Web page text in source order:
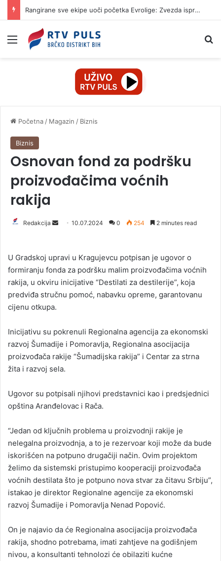
Rangirane sve ekipe uoči početka Evrolige: Zvezda ispred Partizana, evo ko je favorit
Izbornik
Početna / Magazin / Biznis
Biznis
Osnovan fond za podršku
proizvođačima voćnih
rakija
Redakcija
d
a
n
e
i
l
10.07.2024 0 254 2 minutes read
​U Gradskoj upravi u Kragujevcu potpisan je ugovor o
formiranju fonda za podršku malim proizvođačima voćnih
rakija, u okviru inicijative “Destilati za destilerije”, koja
predviđa stručnu pomoć, nabavku opreme, garantovanu
cijenu otkupa.
Inicijativu su pokrenuli Regionalna agencija za ekonomski
razvoj Šumadije i Pomoravlja, Regionalna asocijacija
proizvođača rakije “Šumadijska rakija” i Centar za strna
žita i razvoj sela.
Ugovor su potpisali njihovi predstavnici kao i predsjednici
opština Aranđelovac i Rača.
“Jedan od ključnih problema u proizvodnji rakije je
nelegalna proizvodnja, a to je rezervoar koji može da bude
iskorišćen na potpuno drugačiji način. Ovim projektom
želimo da sistemski pristupimo kooperaciji proizvođača
voćnih destilata što je potpuno nova stvar za čitavu Srbiju”,
istakao je direktor Regionalne agencije za ekonomski
razvoj Šumadije i Pomoravlja Nenad Popović.
On je najavio da će Regionalna asocijacija proizvođača
rakija, shodno potrebama, imati zahtjeve na godišnjem
nivou, a konsultanti tehnolozi će obilaziti kućne